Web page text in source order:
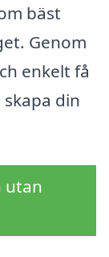
bäst
Genom
enkelt få
din
utan